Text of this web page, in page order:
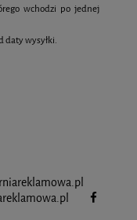
wchodzi po jednej
daty wysyłki.
reklamowa.pl